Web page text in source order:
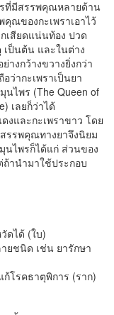
ที่มีสรรพคุณหลายด้าน
ณของกะเพราเอาไว้
เสียดแน่นท้อง ปวด
เป็นต้น และในต่าง
างกว้างขวางยิ่งกว่า
ว่ากะเพราเป็นยา
นไพร (The Queen of
เลยก็ว่าได้
และกะเพราขาว โดย
รรพคุณทางยาจึงนิยม
นไพรก็ได้แก่ ส่วนของ
านำมาใช้ประกอบ
ดได้ (ใบ)
ยชนิด เช่น ยารักษา
โรคธาตุพิการ (ราก)